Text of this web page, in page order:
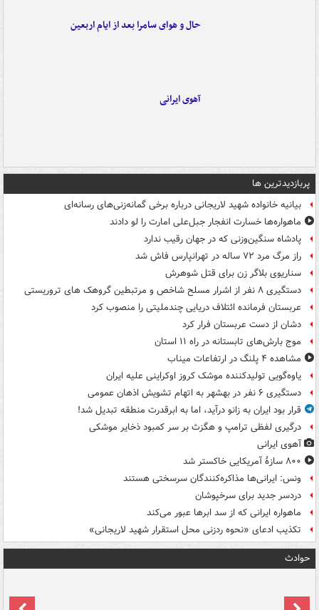
حال و هوای سامرا بعد از ایام اربعین
آهوی ایرانی
پربازدیدترین ها
بیانیه خانواده شهید لاریجانی درباره برخی گمانه‌زنی‌های رسانه‌ای
ماهواره‌ها خسارت انفجار جبل‌علی امارت را لو دادند
پادشاه سنگین‌وزنی که در جهان رقیب ندارد
راز مرگ مرد ۷۲ ساله در تهرانپارس فاش شد
سناریوی بلاگر زن برای قتل شوهرش
دستگیری ۸ نفر از اشرار مسلح شاخص و مرتبطین گروهک های تروریستی
عربستان فرمانده ائتلاف دریایی چندملیتی را منصوب کرد
دشان از دست عربستان فرار کرد
موج بارش‌های تابستانه در راه ۱۱ استان
مشاهده ۴ پلنگ در ارتفاعات میناب
یاوه‌گویی تولیدکننده موشک کروز اوکراینی علیه ایران
دستگیری ۶ نفر در بهشهر به اتهام تشویش اذهان عمومی
قرار بود ایران به زانو درآید، اما به ابرقدرت منطقه تبدیل شد!
درگیری لفظی ترامپ و هگزث بر سر کمبود ذخایر موشکی
آهوی ایرانی
۸۰۰ سازۀ آمریکایی خاکستر شد
ونس: ایرانی‌ها مذاکره‌کنندگان سرسختی هستند
دردسر جدید برای سرخپوشان
ماهواره ایرانی که از سد ابرها عبور می‌کند
تکذیب ادعای «نحوه ردزنی محل استقرار شهید لاریجانی»
حوادث